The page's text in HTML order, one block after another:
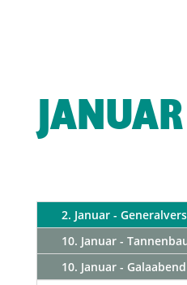
JANUAR
2. Januar -
10. Januar -
10. Januar -